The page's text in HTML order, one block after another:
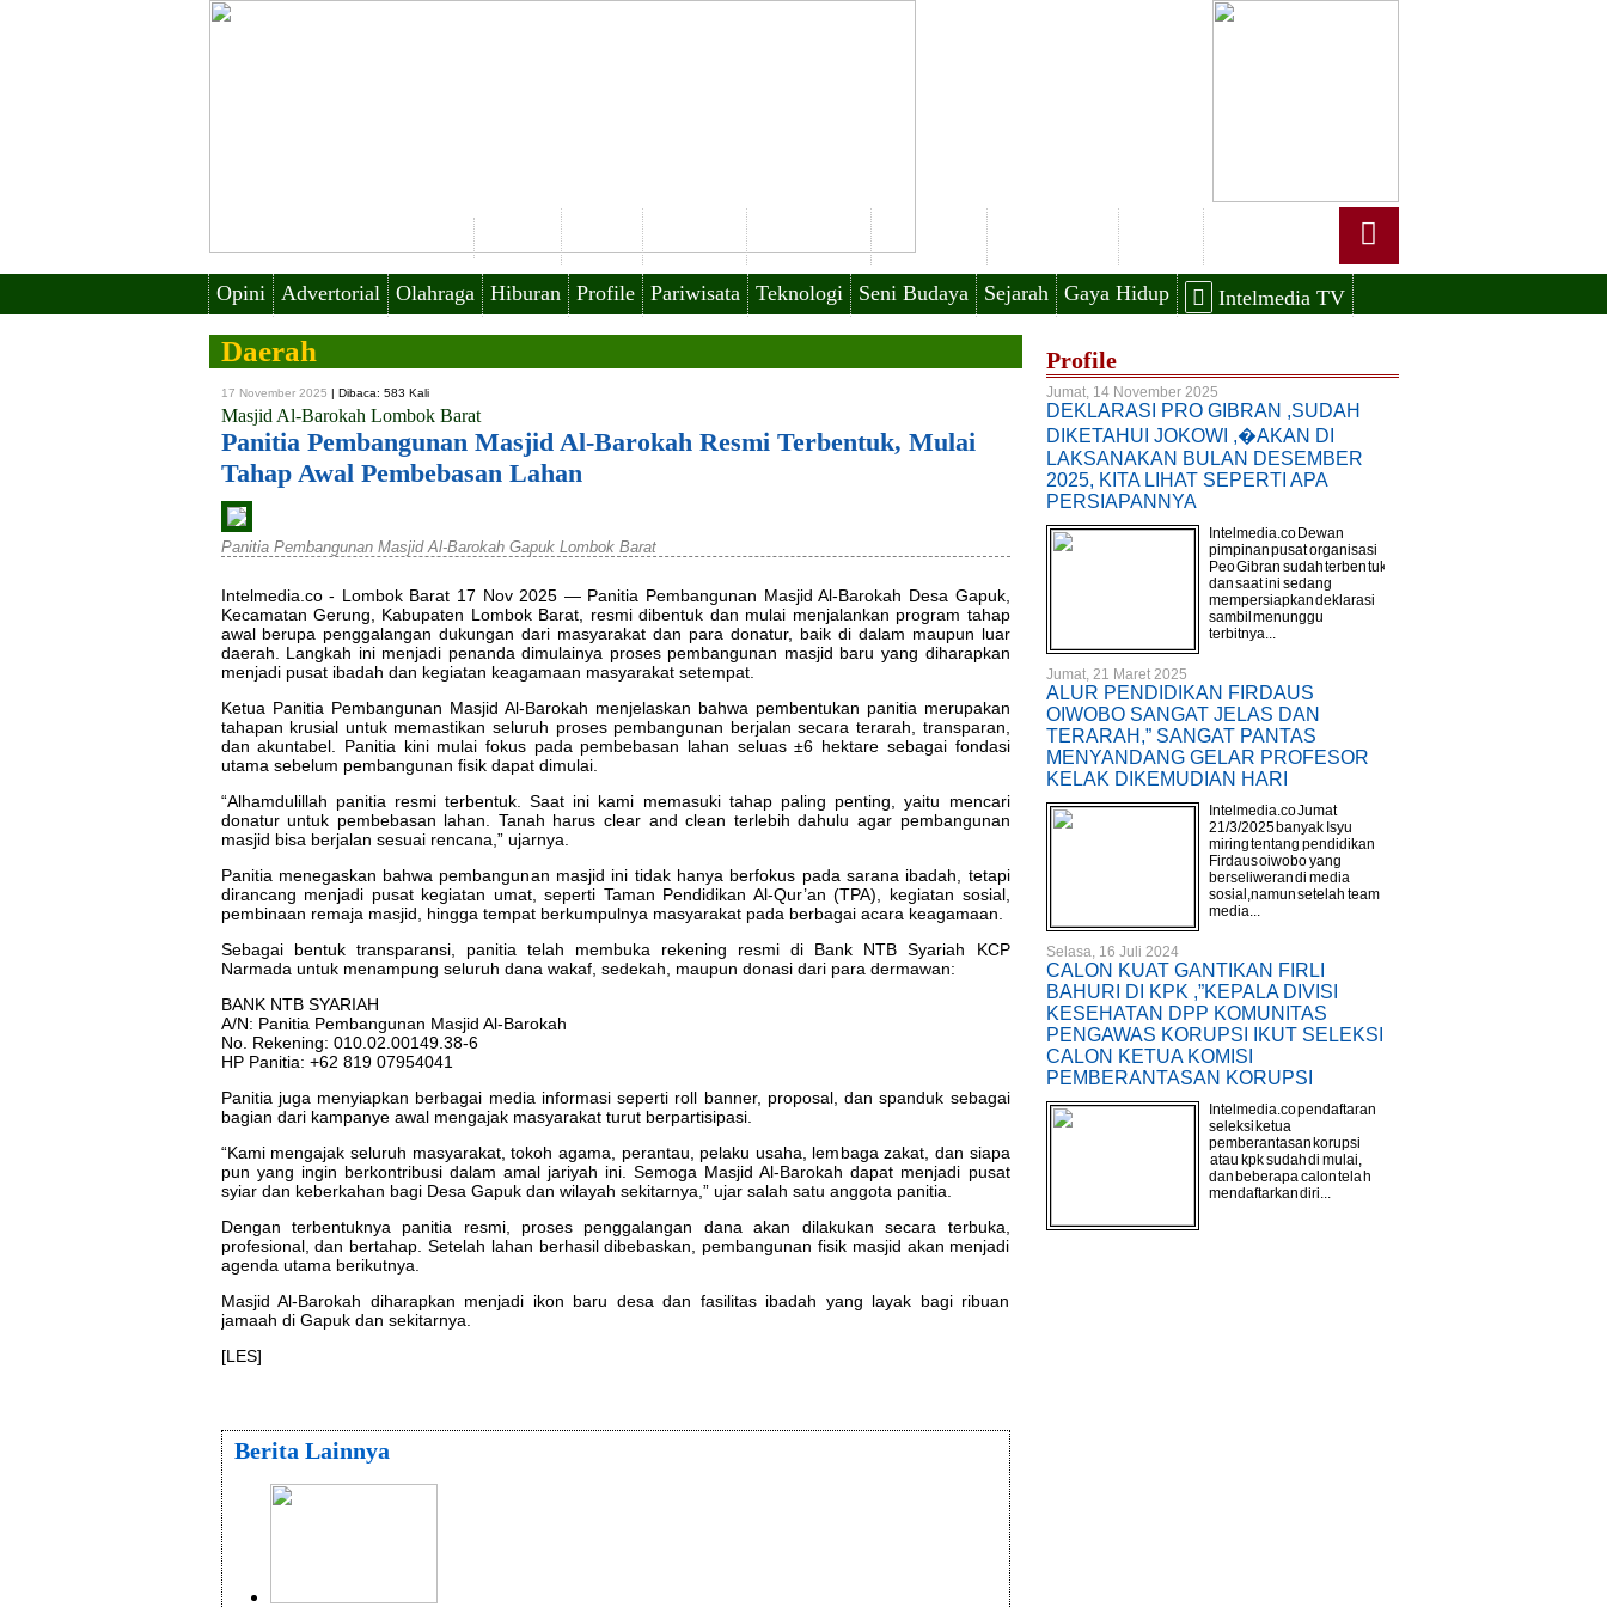
Opini Advertorial Olahraga Hiburan Profile Pariwisata Teknologi Seni Budaya Sejarah Gaya Hidup Intelmedia TV
Profile
Jumat, 14 November 2025
DEKLARASI PRO GIBRAN ,SUDAH
DIKETAHUI JOKOWI ,�AKAN DI
LAKSANAKAN BULAN DESEMBER
2025, KITA LIHAT SEPERTI APA
PERSIAPANNYA
Intelmedia.co Dewan
pimpinan pusat organisasi
Peo Gibran sudah terbentuk
dan saat ini sedang
mempersiapkan deklarasi
sambil menunggu
terbitnya...
Jumat, 21 Maret 2025
ALUR PENDIDIKAN FIRDAUS
OIWOBO SANGAT JELAS DAN
TERARAH,” SANGAT PANTAS
MENYANDANG GELAR PROFESOR
KELAK DIKEMUDIAN HARI
Intelmedia.co Jumat
21/3/2025 banyak Isyu
miring tentang pendidikan
Firdaus oiwobo yang
berseliweran di media
sosial,namun setelah team
media...
Selasa, 16 Juli 2024
CALON KUAT GANTIKAN FIRLI
BAHURI DI KPK ,”KEPALA DIVISI
KESEHATAN DPP KOMUNITAS
PENGAWAS KORUPSI IKUT SELEKSI
CALON KETUA KOMISI
PEMBERANTASAN KORUPSI
Intelmedia.co pendaftaran
seleksi ketua
pemberantasan korupsi
atau kpk sudah di mulai,
dan beberapa calon telah
mendaftarkan diri...
Daerah
17 November 2025 | Dibaca: 583 Kali
Masjid Al-Barokah Lombok Barat
Panitia Pembangunan Masjid Al-Barokah Resmi Terbentuk, Mulai
Tahap Awal Pembebasan Lahan
Panitia Pembangunan Masjid Al-Barokah Gapuk Lombok Barat
Intelmedia.co - Lombok Barat 17 Nov 2025 — Panitia Pembangunan Masjid Al-Barokah Desa Gapuk,
Kecamatan Gerung, Kabupaten Lombok Barat, resmi dibentuk dan mulai menjalankan program tahap
awal berupa penggalangan dukungan dari masyarakat dan para donatur, baik di dalam maupun luar
daerah. Langkah ini menjadi penanda dimulainya proses pembangunan masjid baru yang diharapkan
menjadi pusat ibadah dan kegiatan keagamaan masyarakat setempat.
Ketua Panitia Pembangunan Masjid Al-Barokah menjelaskan bahwa pembentukan panitia merupakan
tahapan krusial untuk memastikan seluruh proses pembangunan berjalan secara terarah, transparan,
dan akuntabel. Panitia kini mulai fokus pada pembebasan lahan seluas ±6 hektare sebagai fondasi
utama sebelum pembangunan fisik dapat dimulai.
“Alhamdulillah panitia resmi terbentuk. Saat ini kami memasuki tahap paling penting, yaitu mencari
donatur untuk pembebasan lahan. Tanah harus clear and clean terlebih dahulu agar pembangunan
masjid bisa berjalan sesuai rencana,” ujarnya.
Panitia menegaskan bahwa pembangunan masjid ini tidak hanya berfokus pada sarana ibadah, tetapi
dirancang menjadi pusat kegiatan umat, seperti Taman Pendidikan Al-Qur’an (TPA), kegiatan sosial,
pembinaan remaja masjid, hingga tempat berkumpulnya masyarakat pada berbagai acara keagamaan.
Sebagai bentuk transparansi, panitia telah membuka rekening resmi di Bank NTB Syariah KCP
Narmada untuk menampung seluruh dana wakaf, sedekah, maupun donasi dari para dermawan:
BANK NTB SYARIAH
A/N: Panitia Pembangunan Masjid Al-Barokah
No. Rekening: 010.02.00149.38-6
HP Panitia: +62 819 07954041
Panitia juga menyiapkan berbagai media informasi seperti roll banner, proposal, dan spanduk sebagai
bagian dari kampanye awal mengajak masyarakat turut berpartisipasi.
“Kami mengajak seluruh masyarakat, tokoh agama, perantau, pelaku usaha, lembaga zakat, dan siapa
pun yang ingin berkontribusi dalam amal jariyah ini. Semoga Masjid Al-Barokah dapat menjadi pusat
syiar dan keberkahan bagi Desa Gapuk dan wilayah sekitarnya,” ujar salah satu anggota panitia.
Dengan terbentuknya panitia resmi, proses penggalangan dana akan dilakukan secara terbuka,
profesional, dan bertahap. Setelah lahan berhasil dibebaskan, pembangunan fisik masjid akan menjadi
agenda utama berikutnya.
Masjid Al-Barokah diharapkan menjadi ikon baru desa dan fasilitas ibadah yang layak bagi ribuan
jamaah di Gapuk dan sekitarnya.
[LES]
Berita Lainnya